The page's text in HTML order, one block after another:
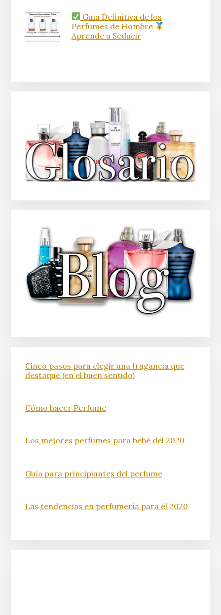
Guía Definitiva de los
Perfumes de Hombre
Aprende a Seducir
Cinco pasos para elegir una fragancia que
destaque (en el buen sentido)
Cómo hacer Perfume
Los mejores perfumes para bebé del 2020
Guía para principiantes del perfume
Las tendencias en perfumería para el 2020